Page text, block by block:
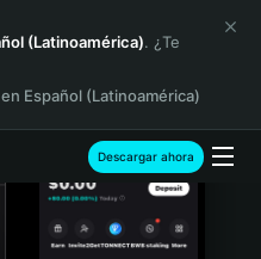
(Latinoamérica). ¿Te
Español (Latinoamérica)
Descargar ahora